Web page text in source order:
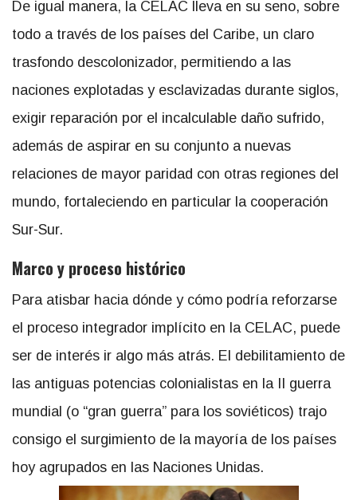
De igual manera, la CELAC lleva en su seno, sobre
todo a través de los países del Caribe, un claro
trasfondo descolonizador, permitiendo a las
naciones explotadas y esclavizadas durante siglos,
exigir reparación por el incalculable daño sufrido,
además de aspirar en su conjunto a nuevas
relaciones de mayor paridad con otras regiones del
mundo, fortaleciendo en particular la cooperación
Sur-Sur.
Marco y proceso histórico
Para atisbar hacia dónde y cómo podría reforzarse
el proceso integrador implícito en la CELAC, puede
ser de interés ir algo más atrás. El debilitamiento de
las antiguas potencias colonialistas en la II guerra
mundial (o “gran guerra” para los soviéticos) trajo
consigo el surgimiento de la mayoría de los países
hoy agrupados en las Naciones Unidas.